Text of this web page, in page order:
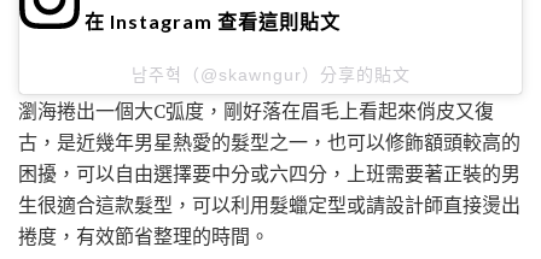
在 Instagram 查看這則貼文
남주혁（@skawngur）分享的貼文
瀏海捲出一個大C弧度，剛好落在眉毛上看起來俏皮又復
古，是近幾年男星熱愛的髮型之一，也可以修飾額頭較高的
困擾，可以自由選擇要中分或六四分，上班需要著正裝的男
生很適合這款髮型，可以利用髮蠟定型或請設計師直接燙出
捲度，有效節省整理的時間。